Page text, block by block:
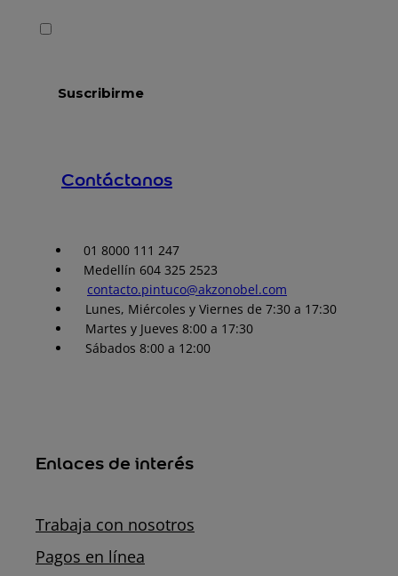
Contáctanos
01 8000 111 247
Medellín 604 325 2523
contacto.pintuco@akzonobel.com
Lunes, Miércoles y Viernes de 7:30 a 17:30
Martes y Jueves 8:00 a 17:30
Sábados 8:00 a 12:00
Enlaces de interés
Trabaja con nosotros
Pagos en línea